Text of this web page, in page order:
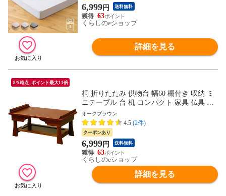
料無料】
6,999円 送料無料
63
くらしのeショップ
詳細を見る
8/9時点_ポイント最大11倍
桐 折りたたみ 供物台 幅60 棚付き 収納 ミ
ニテーブル 台 机 コンパクト 家具 仏具 経
台 経つくえ お供え机 お供え台 御供え机
完成品 天然木 山善 YAMAZEN 【送料無
料】
オークブラウン
4.5 (2件)
クーポンあり
6,999円 送料無料
63
くらしのeショップ
詳細を見る